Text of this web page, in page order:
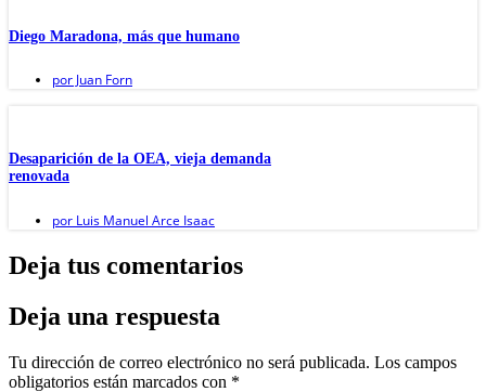
Diego Maradona, más que humano
por Juan Forn
Desaparición de la OEA, vieja demanda
renovada
por Luis Manuel Arce Isaac
Deja tus comentarios
Deja una respuesta
Tu dirección de correo electrónico no será publicada. Los campos
obligatorios están marcados con *